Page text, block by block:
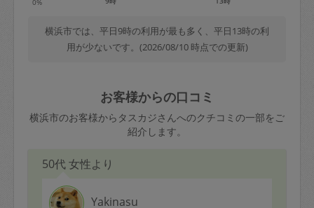
0%
横浜市では、平日9時の利用が最も多く、平日13時の利
用が少ないです。(2026/08/10 時点での更新)
お客様からの口コミ
横浜市のお客様からタスカジさんへのクチコミの一部をご
紹介します。
50代 女性より
Yakinasu